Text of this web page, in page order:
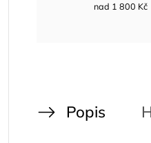
nad 1 800 Kč
Popis